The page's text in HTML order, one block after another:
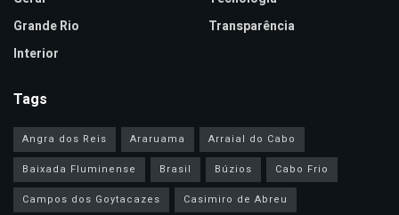
Grande Rio
Interior
Transparência
Tags
Angra dos Reis Araruama
Arraial do Cabo
Baixada Fluminense
Brasil Búzios
Cabo Frio
Campos dos Goytacazes
Casimiro de Abreu